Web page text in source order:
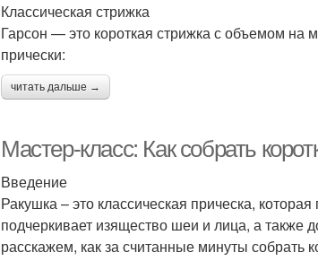
Классическая стрижка
Гарсон — это короткая стрижка с объемом на
прически:
читать дальше →
Мастер-класс: Как собрать
Введение
Ракушка – это классическая прическа,
подчеркивает изящество шеи и лица, а также
расскажем, как за считанные минуты собрать